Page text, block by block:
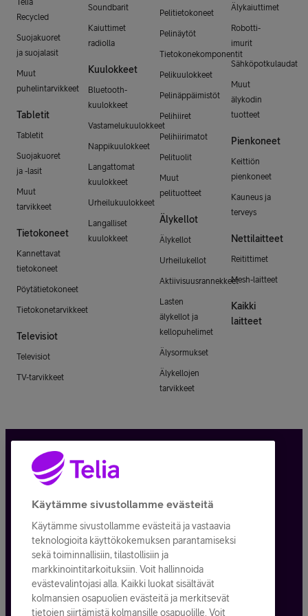
Telia
Recycled
Suojakuoret
ja suojalasit
Muut
puhelintarvikkeet
Tabletit
Tabletit
Suojakuoret
ja -lasit
Muut
tarvikkeet
Tietokoneet
Kannettavat
tietokoneet
Pöytätietokoneet
Tietokonetarvikkeet
Televisiot
Televisiot
TV-tarvikkeet
Soundbarit
Kaiuttimet
radiolla
Kuulokkeet
Bluetooth-
kuulokkeet
Vastamelukuulokkeet
Nappikuulokkeet
Langattomat
kuulokkeet
Urheilukuulokkeet
Langalliset
kuulokkeet
Pelitietokoneet
Pelinäytöt
Tietokonekomponentit
Pelikuulokkeet
Pelinäppäimistöt
Pelihiiret
Pelihiirimatot
Pelituolit
Muut
pelituotteet
Älykellot
Älykellot
Urheilukellot
Aktiivisuusrannekkeet
Lasten
älykellot ja
kellopuhelimet
Älysormukset
Älykellojen
tarvikkeet
Älykaiuttimet
Robotti-
imurit
Sähköpotkulaudat
Muut
älykodin
tuotteet
Pienkoneet
Keittiön
pienkoneet
Kauneus ja
terveys
Nettilaitteet
Reitittimet
Mesh-laitteet
Kaikki
laitteet
Tietosuoja ja -turva
Tilauksen peruuttaminen
Käyttöehdot
Evästeiden käyttö
Toimitusehdot ja palvelukuvaukset
Käytämme sivustollamme evästeitä
Käytämme sivustollamme evästeitä ja vastaavia
teknologioita käyttökokemuksen parantamiseksi
sekä toiminnallisiin, tilastollisiin ja
markkinointitarkoituksiin. Voit hallinnoida
evästevalintojasi alla. Kaikki luokat sisältävät
kolmansien osapuolien evästeitä ja merkitsevät
tietojen siirtämistä kolmansille osapuolille. Voit